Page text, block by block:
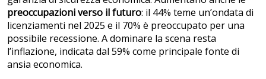
preoccupazioni verso il futuro: il 44% teme un’ondata di
licenziamenti nel 2025 e il 70% è preoccupato per una
possibile recessione. A dominare la scena resta
l’inflazione, indicata dal 59% come principale fonte di
ansia economica.